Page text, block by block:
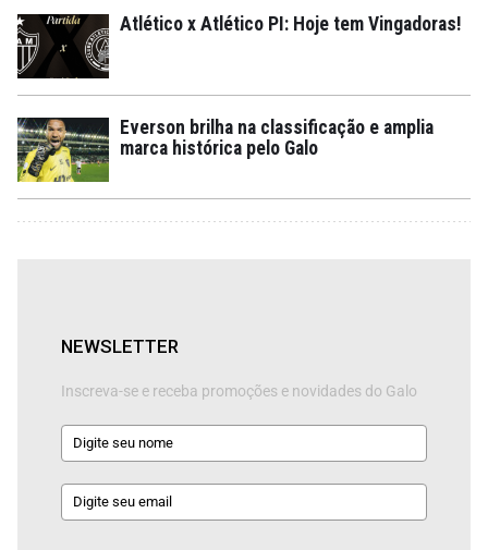
Atlético x Atlético PI: Hoje tem Vingadoras!
Everson brilha na classificação e amplia
marca histórica pelo Galo
NEWSLETTER
Inscreva-se e receba promoções e novidades do Galo